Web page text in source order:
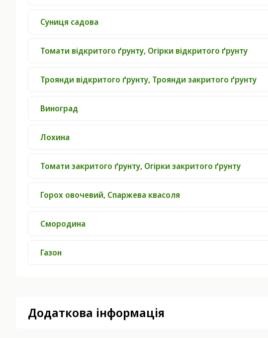
Суниця садова
Томати відкритого ґрунту, Огірки відкритого ґрунту
Троянди відкритого ґрунту, Троянди закритого ґрунту
Виноград
Лохина
Томати закритого ґрунту, Огірки закритого ґрунту
Горох овочевий, Спаржева квасоля
Смородина
Газон
Додаткова інформація